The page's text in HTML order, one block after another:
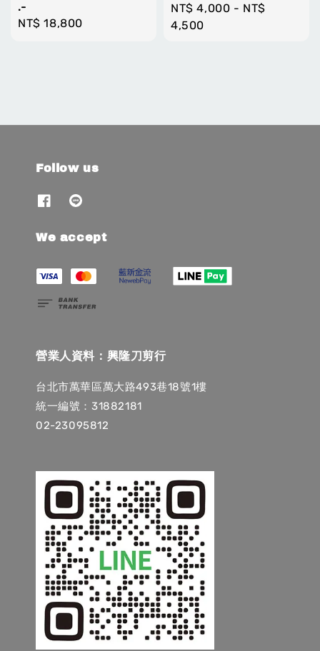
.-
Regular
NT$ 18,800
Regular
price
NT$ 4,000 - NT$
4,500
Follow us
We accept
營業人資料：興隆刀剪行
台北市萬華區萬大路493巷18號1樓
統一編號：31882181
02-23095812